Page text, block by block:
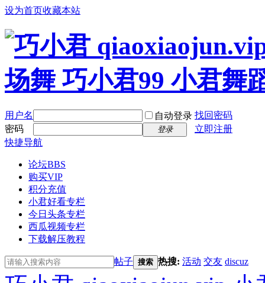
设为首页收藏本站
用户名 自动登录 找回密码
密码
登录
立即注册
快捷导航
论坛BBS
购买VIP
积分充值
小君好看专栏
今日头条专栏
西瓜视频专栏
下载解压教程
帖子 搜索 热搜: 活动 交友 discuz